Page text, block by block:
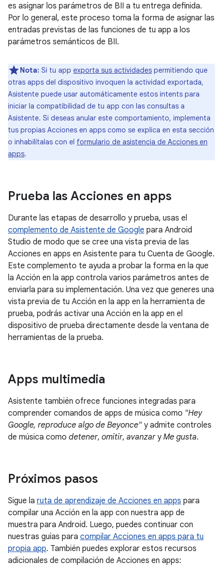
es asignar los parámetros de BII a tu entrega definida.
Por lo general, este proceso toma la forma de asignar las
entradas previstas de las funciones de tu app a los
parámetros semánticos de BII.
Nota: Si tu app exporta sus actividades permitiendo que
otras apps del dispositivo invoquen la actividad exportada,
Asistente puede usar automáticamente estos intents para
iniciar la compatibilidad de tu app con las consultas a
Asistente. Si deseas anular este comportamiento, implementa
tus propias Acciones en apps como se explica en esta sección
o inhabilítalas con el formulario de asistencia de Acciones en
apps.
Prueba las Acciones en apps
Durante las etapas de desarrollo y prueba, usas el
complemento de Asistente de Google para Android
Studio de modo que se cree una vista previa de las
Acciones en apps en Asistente para tu Cuenta de Google.
Este complemento te ayuda a probar la forma en la que
la Acción en la app controla varios parámetros antes de
enviarla para su implementación. Una vez que generes una
vista previa de tu Acción en la app en la herramienta de
prueba, podrás activar una Acción en la app en el
dispositivo de prueba directamente desde la ventana de
herramientas de la prueba.
Apps multimedia
Asistente también ofrece funciones integradas para
comprender comandos de apps de música como "Hey
Google, reproduce algo de Beyonce" y admite controles
de música como detener, omitir, avanzaryMe gusta.
Próximos pasos
Sigue la ruta de aprendizaje de Acciones en apps para
compilar una Acción en la app con nuestra app de
muestra para Android. Luego, puedes continuar con
nuestras guías para compilar Acciones en apps para tu
propia app. También puedes explorar estos recursos
adicionales de compilación de Acciones en apps: